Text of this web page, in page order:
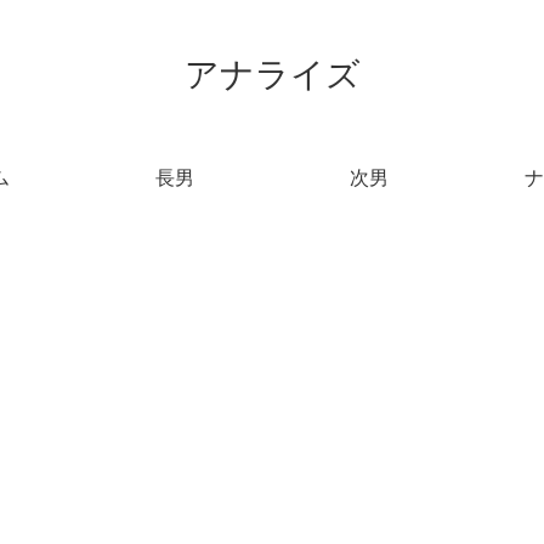
アナライズ
長男 次男